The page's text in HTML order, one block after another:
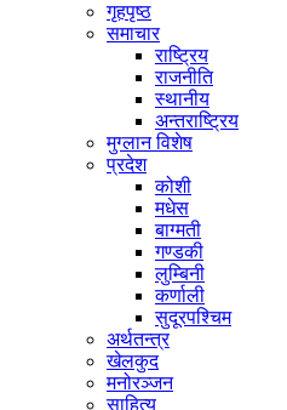
गृहपृष्ठ
समाचार
राष्ट्रिय
राजनीति
स्थानीय
अन्तराष्ट्रिय
मुग्लान विशेष
प्रदेश
कोशी
मधेस
बाग्मती
गण्डकी
लुम्बिनी
कर्णाली
सुदूरपश्चिम
अर्थतन्त्र
खेलकुद
मनोरञ्जन
साहित्य